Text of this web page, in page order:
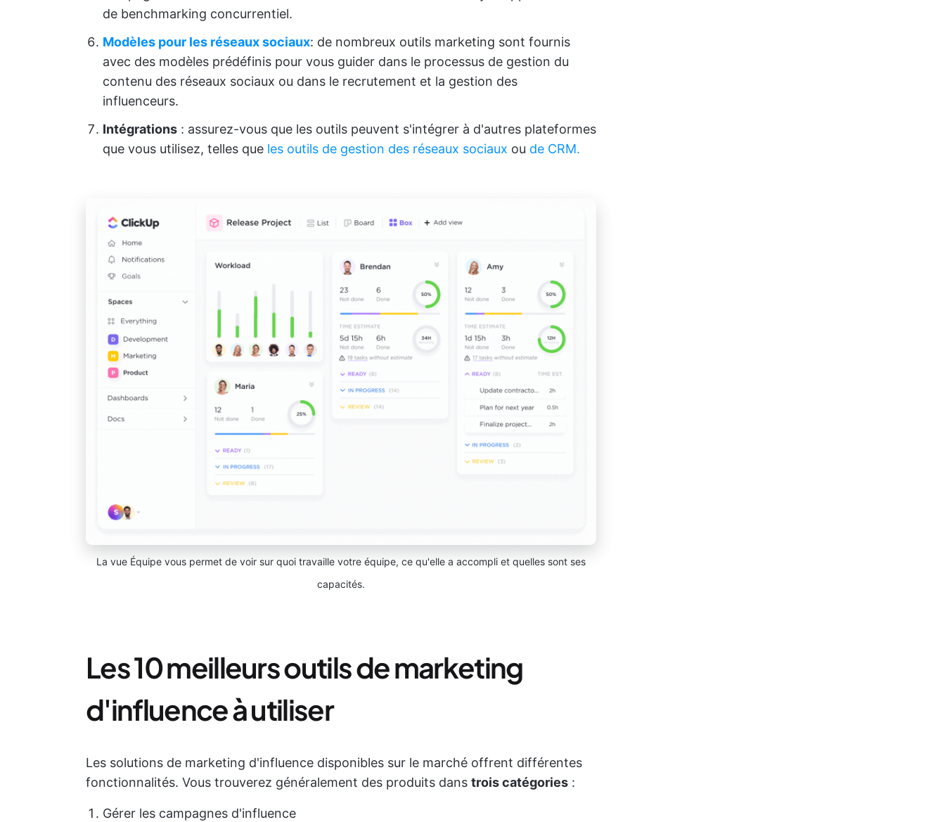
de benchmarking concurrentiel.
Modèles pour les réseaux sociaux: de nombreux outils marketing sont fournis
avec des modèles prédéfinis pour vous guider dans le processus de gestion du
contenu des réseaux sociaux ou dans le recrutement et la gestion des
influenceurs.
Intégrations : assurez-vous que les outils peuvent s'intégrer à d'autres plateformes
que vous utilisez, telles que les outils de gestion des réseaux sociaux ou de CRM.
La vue Équipe vous permet de voir sur quoi travaille votre équipe, ce qu'elle a accompli et quelles sont ses
capacités.
Les 10 meilleurs outils de marketing
d'influence à utiliser
Les solutions de marketing d'influence disponibles sur le marché offrent différentes
fonctionnalités. Vous trouverez généralement des produits dans trois catégories :
Gérer les campagnes d'influence